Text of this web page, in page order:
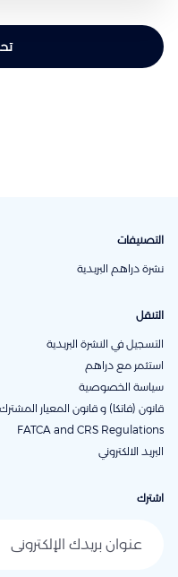
المالي ما له علاقة
ببساطة: طريقة تعاملك
دايمًا نقرأ
التصنيفات
نشرة دراهم البريدية
التنقل
التسجيل في النشرة البريدية
استثمر مع دراهم
سياسة الخصوصية
قانون (فاتكا) و قانون المعيار المشترك
FATCA and CRS Regulations
البريد الالكتروني
اشترك